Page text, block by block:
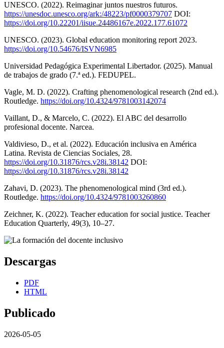
UNESCO. (2022). Reimaginar juntos nuestros futuros.
https://unesdoc.unesco.org/ark:/48223/pf0000379707 DOI:
https://doi.org/10.22201/iisue.24486167e.2022.177.61072
UNESCO. (2023). Global education monitoring report 2023.
https://doi.org/10.54676/ISVN6985
Universidad Pedagógica Experimental Libertador. (2025). Manual
de trabajos de grado (7.ª ed.). FEDUPEL.
Vagle, M. D. (2022). Crafting phenomenological research (2nd ed.).
Routledge. https://doi.org/10.4324/9781003142074
Vaillant, D., & Marcelo, C. (2022). El ABC del desarrollo
profesional docente. Narcea.
Valdivieso, D., et al. (2022). Educación inclusiva en América
Latina. Revista de Ciencias Sociales, 28.
https://doi.org/10.31876/rcs.v28i.38142 DOI:
https://doi.org/10.31876/rcs.v28i.38142
Zahavi, D. (2023). The phenomenological mind (3rd ed.).
Routledge. https://doi.org/10.4324/9781003260860
Zeichner, K. (2022). Teacher education for social justice. Teacher
Education Quarterly, 49(3), 10–27.
Descargas
PDF
HTML
Publicado
2026-05-05